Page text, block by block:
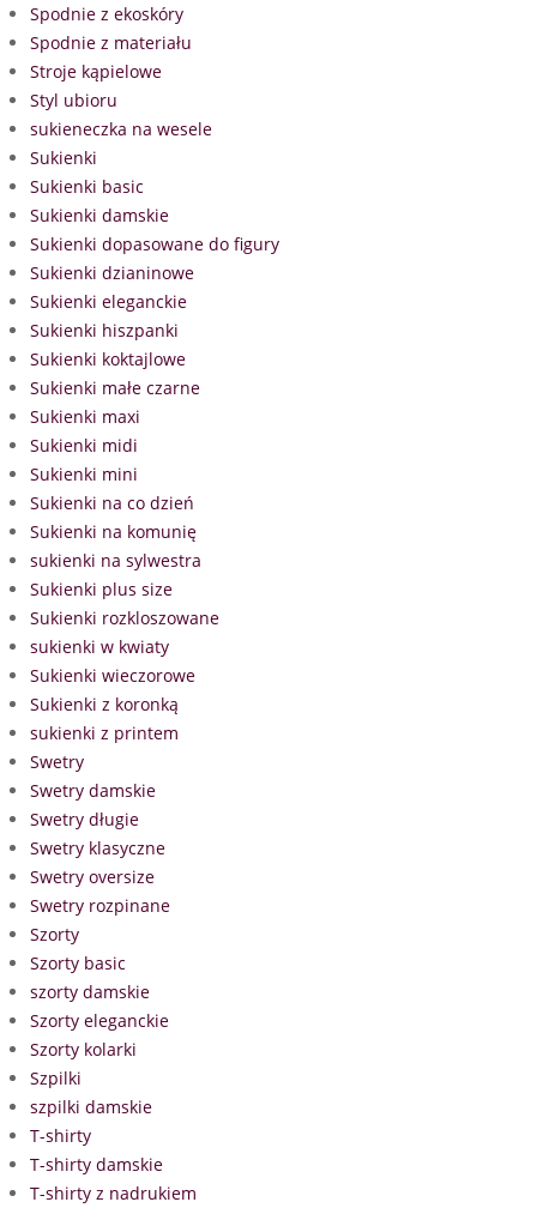
Spodnie z ekoskóry
Spodnie z materiału
Stroje kąpielowe
Styl ubioru
sukieneczka na wesele
Sukienki
Sukienki basic
Sukienki damskie
Sukienki dopasowane do figury
Sukienki dzianinowe
Sukienki eleganckie
Sukienki hiszpanki
Sukienki koktajlowe
Sukienki małe czarne
Sukienki maxi
Sukienki midi
Sukienki mini
Sukienki na co dzień
Sukienki na komunię
sukienki na sylwestra
Sukienki plus size
Sukienki rozkloszowane
sukienki w kwiaty
Sukienki wieczorowe
Sukienki z koronką
sukienki z printem
Swetry
Swetry damskie
Swetry długie
Swetry klasyczne
Swetry oversize
Swetry rozpinane
Szorty
Szorty basic
szorty damskie
Szorty eleganckie
Szorty kolarki
Szpilki
szpilki damskie
T-shirty
T-shirty damskie
T-shirty z nadrukiem